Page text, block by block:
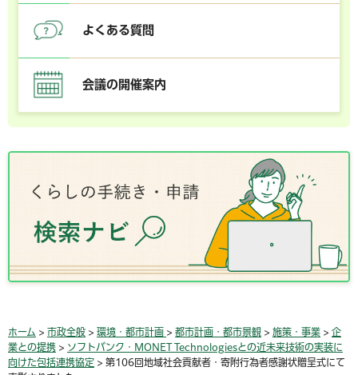
よくある質問
会議の開催案内
ホーム > 市政全般 > 環境・都市計画 > 都市計画・都市景観 > 施策・事業 > 企
業との提携 > ソフトバンク・MONET Technologiesとの近未来技術の実装に
向けた包括連携協定 > 第106回地域社会貢献者・寄附行為者感謝状贈呈式にて